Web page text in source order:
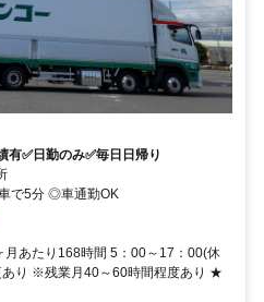
✅日勤のみ✅毎日日帰り
で5分 ◎車通勤OK
月あたり168時間 5：00～17：00(休
り ※残業月40～60時間程度あり ★